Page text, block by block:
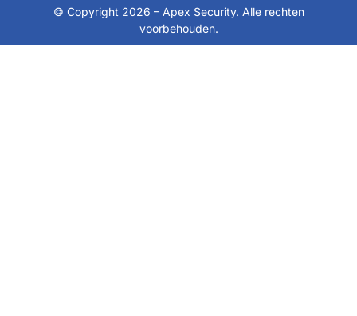
© Copyright 2026 – Apex Security. Alle rechten
voorbehouden.